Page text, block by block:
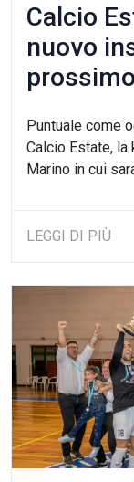
Calcio
nuovo
Puntuale come
Calcio Estate,
Marino in cui
LEGGI DI PIÙ